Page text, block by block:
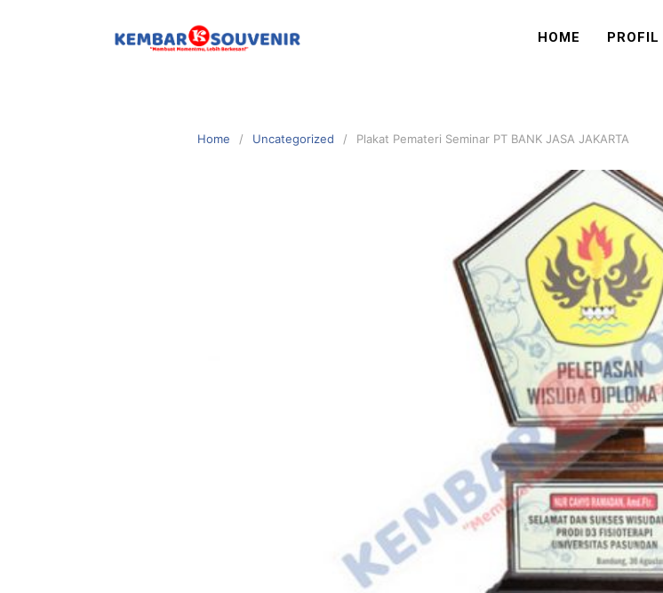
HOME PROFIL
Home Uncategorized Plakat Pemateri Seminar PT BANK JASA JAKARTA